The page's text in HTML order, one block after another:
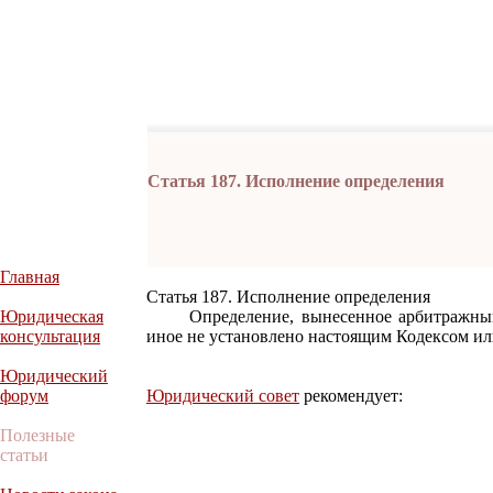
Статья 187. Исполнение определения
Главная
Юридическая
консультация
Юридический
форум
Полезные
статьи
Статья 187. Исполнение определения
Определение, вынесенное арбитражным
иное не установлено настоящим Кодексом
Юридический совет рекомендует: